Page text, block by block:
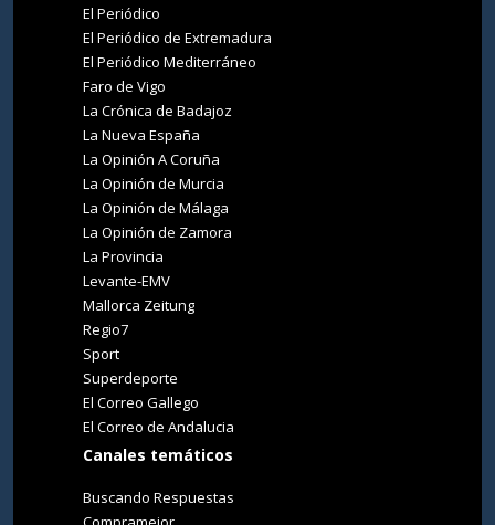
El Periódico
El Periódico de Extremadura
El Periódico Mediterráneo
Faro de Vigo
La Crónica de Badajoz
La Nueva España
La Opinión A Coruña
La Opinión de Murcia
La Opinión de Málaga
La Opinión de Zamora
La Provincia
Levante-EMV
Mallorca Zeitung
Regio7
Sport
Superdeporte
El Correo Gallego
El Correo de Andalucia
Canales temáticos
Buscando Respuestas